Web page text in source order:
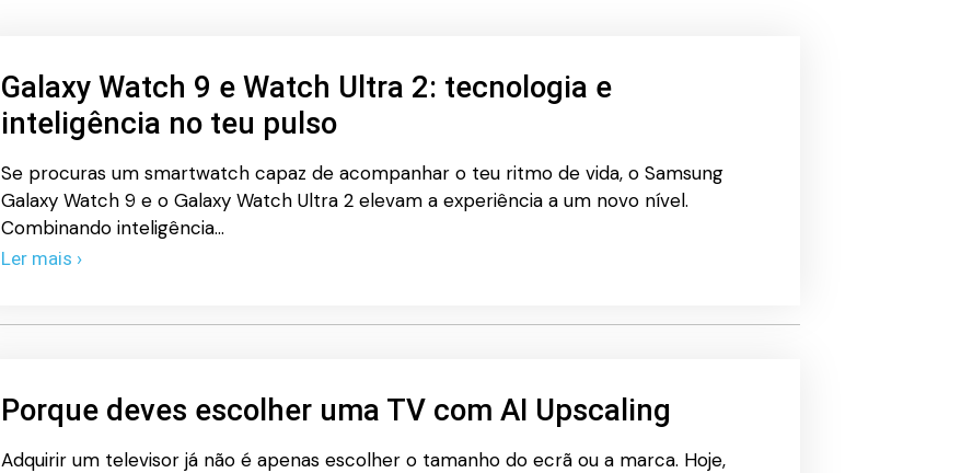
Galaxy Watch 9 e Watch Ultra 2: tecnologia e
inteligência no teu pulso
Se procuras um smartwatch capaz de acompanhar o teu ritmo de vida, o Samsung
Galaxy Watch 9 e o Galaxy Watch Ultra 2 elevam a experiência a um novo nível.
Combinando inteligência…
Ler mais ›
Porque deves escolher uma TV com AI Upscaling
Adquirir um televisor já não é apenas escolher o tamanho do ecrã ou a marca. Hoje,